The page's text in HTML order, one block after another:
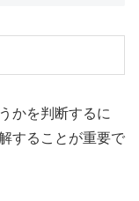
かを判断するに
することが重要で